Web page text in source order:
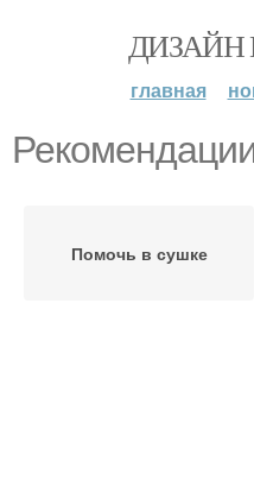
ДИЗАЙН
главная
Помочь в сушке